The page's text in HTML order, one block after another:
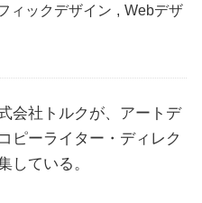
ィックデザイン , Webデザ
会社トルクが、アートデ
ピーライター・ディレク
している。